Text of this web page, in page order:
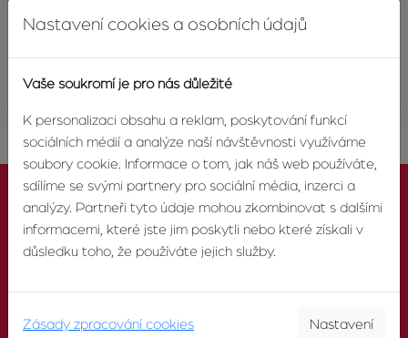
TELEFON
Nastavení cookies a osobních údajů
Vaše soukromí je pro nás důležité
K personalizaci obsahu a reklam, poskytování funkcí
sociálních médií a analýze naší návštěvnosti využíváme
soubory cookie. Informace o tom, jak náš web používáte,
sdílíme se svými partnery pro sociální média, inzerci a
analýzy. Partneři tyto údaje mohou zkombinovat s dalšími
informacemi, které jste jim poskytli nebo které získali v
důsledku toho, že používáte jejich služby.
Zásady zpracování cookies Nastavení